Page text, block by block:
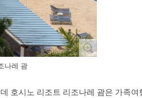
나레 괌
호시노 리조트 리조나레 괌은 가족여